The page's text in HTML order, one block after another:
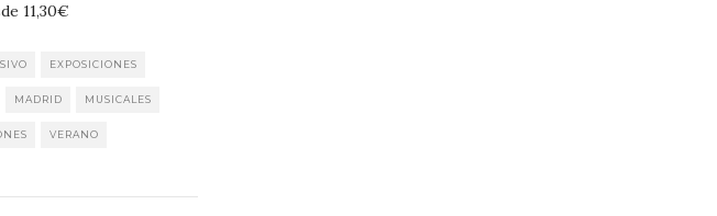
11,30€
EXPOSICIONES
MADRID MUSICALES
VERANO